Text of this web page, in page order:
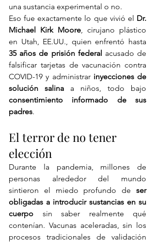
una sustancia experimental o no.
Eso fue exactamente lo que vivió el Dr.
Michael Kirk Moore , cirujano plástico
35 años de prisión federal acusado de
falsificar tarjetas de vacunación contra
COVID-19 y administrar inyecciones de
solución salina
consentimiento informado de sus
padres.
El terror de no tener
elección
Durante la pandemia, millones de
personas alrededor del mundo
sintieron el miedo profundo de ser
obligadas a introducir sustancias en su
cuerpo sin saber realmente qué
contenían. Vacunas aceleradas, sin los
procesos tradicionales de validación